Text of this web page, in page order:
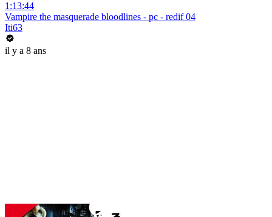
1:13:44
Vampire the masquerade bloodlines - pc - redif 04
Iti63
il y a 8 ans